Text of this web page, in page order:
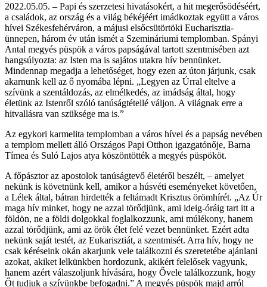
2022.05.05. – Papi és szerzetesi hivatásokért, a hit megerősödéséért,
a családok, az ország és a világ békéjéért imádkoztak együtt a város
hívei Székesfehérváron, a májusi elsőcsütörtöki Eucharisztia-
ünnepen, három év után ismét a Szemináriumi templomban. Spányi
Antal megyés püspök a város papságával tartott szentmisében azt
hangsúlyozta: az Isten ma is sajátos utakra hív bennünket.
Mindennap megadja a lehetőséget, hogy ezen az úton járjunk, csak
akarnunk kell az ő nyomába lépni. „Legyen az Úrral eltelve a
szívünk a szentáldozás, az elmélkedés, az imádság által, hogy
életünk az Istenről szóló tanúságtétellé váljon. A világnak erre a
hitvallásra van szüksége ma is.”
Az egykori karmelita templomban a város hívei és a papság nevében
a templom mellett álló Országos Papi Otthon igazgatónője, Barna
Tímea és Suló Lajos atya köszöntötték a megyés püspököt.
A főpásztor az apostolok tanúságtevő életéről beszélt, – amelyet
nekünk is követnünk kell, amikor a húsvéti eseményeket követően,
a Lélek által, bátran hirdették a feltámadt Krisztus örömhírét. „Az Úr
maga hív minket, hogy ne azzal törődjünk, ami ideig-óráig tart itt a
földön, ne a földi dolgokkal foglalkozzunk, ami múlékony, hanem
azzal törődjünk, ami az örök élet felé vezet bennünket. Ezért adta
nekünk saját testét, az Eukarisztiát, a szentmisét. Arra hív, hogy ne
csak kéréseink okán akarjunk vele találkozni és szeretetébe ajánlani
azokat, akiket lelkünkben hordozunk, akikért felelősek vagyunk,
hanem azért válaszoljunk hívására, hogy Ővele találkozzunk, hogy
Őt tudjuk a szívünkbe befogadni.” A megyés püspök majd arról